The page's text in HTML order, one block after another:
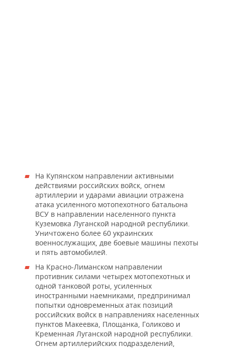
На Купянском направлении активными
действиями российских войск, огнем
артиллерии и ударами авиации отражена
атака усиленного мотопехотного батальона
ВСУ в направлении населенного пункта
Куземовка Луганской народной республики.
Уничтожено более 60 украинских
военнослужащих, две боевые машины пехоты
и пять автомобилей.
На Красно-Лиманском направлении
противник силами четырех мотопехотных и
одной танковой роты, усиленных
иностранными наемниками, предпринимал
попытки одновременных атак позиций
российских войск в направлениях населенных
пунктов Макеевка, Площанка, Голиково и
Кременная Луганской народной республики.
Огнем артиллерийских подразделений,